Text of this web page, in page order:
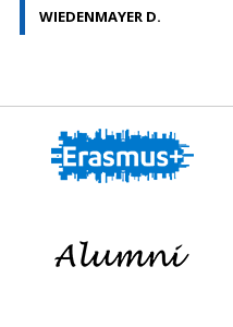
WIEDENMAYER D.